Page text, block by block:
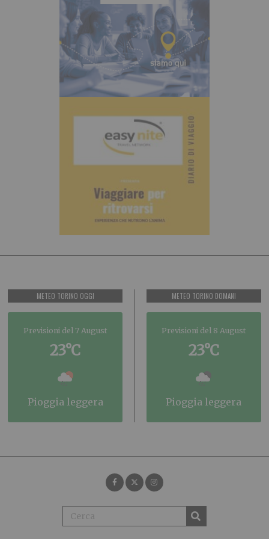
METEO TORINO OGGI
Previsioni del 7 August
23°C
pioggia leggera
METEO TORINO DOMANI
Previsioni del 8 August
23°C
pioggia leggera